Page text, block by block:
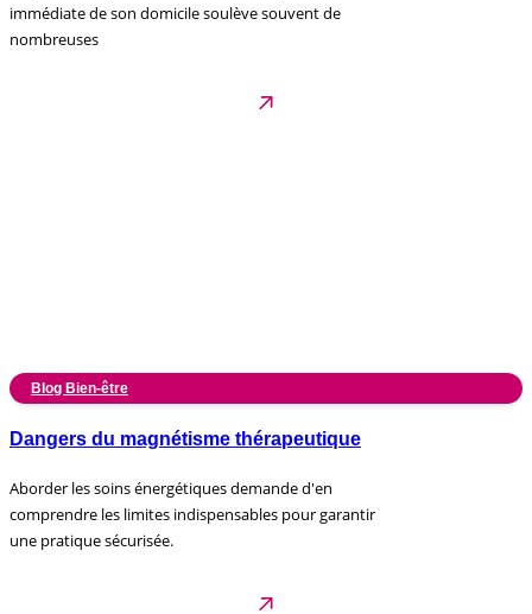
immédiate de son domicile soulève souvent de
nombreuses
Blog Bien-être
Dangers du magnétisme thérapeutique
Aborder les soins énergétiques demande d'en
comprendre les limites indispensables pour garantir
une pratique sécurisée.